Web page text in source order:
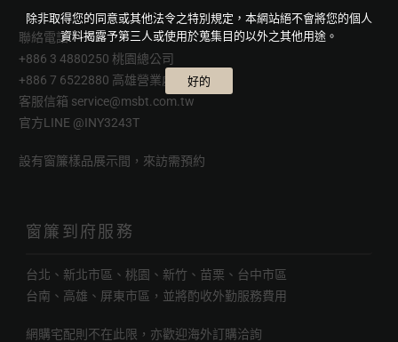
聯絡電話
+886 3 4880250 桃園總公司
+886 7 6522880 高雄營業處
客服信箱 service@msbt.com.tw
官方LINE @INY3243T
設有窗簾樣品展示間，來訪需預約
窗簾到府服務
台北、新北市區、桃園、新竹、苗栗、台中市區
台南、高雄、屏東市區，並將酌收外勤服務費用
網購宅配則不在此限，亦歡迎海外訂購洽詢
除非取得您的同意或其他法令之特別規定，本網站絕不會將您的個人
資料揭露予第三人或使用於蒐集目的以外之其他用途。
好的